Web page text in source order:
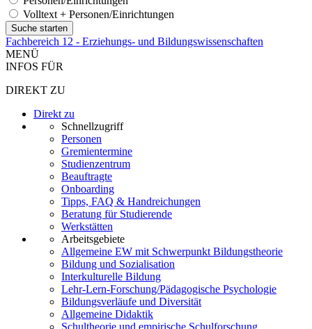
Volltext + Personen/Einrichtungen
Fachbereich 12 - Erziehungs- und Bildungswissenschaften
MENÜ
INFOS FÜR
DIREKT ZU
Direkt zu
Schnellzugriff
Personen
Gremientermine
Studienzentrum
Beauftragte
Onboarding
Tipps, FAQ & Handreichungen
Beratung für Studierende
Werkstätten
Arbeitsgebiete
Allgemeine EW mit Schwerpunkt Bildungstheorie
Bildung und Sozialisation
Interkulturelle Bildung
Lehr-Lern-Forschung/Pädagogische Psychologie
Bildungsverläufe und Diversität
Allgemeine Didaktik
Schultheorie und empirische Schulforschung